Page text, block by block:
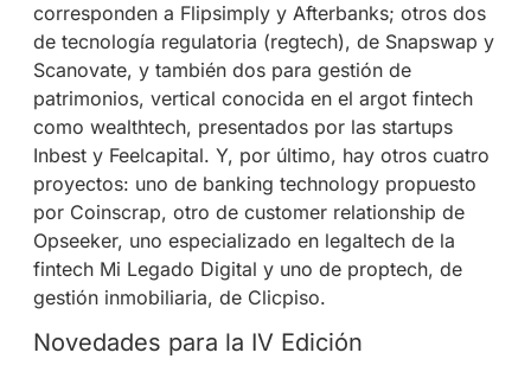
corresponden a Flipsimply y Afterbanks; otros dos
de tecnología regulatoria (regtech), de Snapswap y
Scanovate, y también dos para gestión de
patrimonios, vertical conocida en el argot fintech
como wealthtech, presentados por las startups
Inbest y Feelcapital. Y, por último, hay otros cuatro
proyectos: uno de banking technology propuesto
por Coinscrap, otro de customer relationship de
Opseeker, uno especializado en legaltech de la
fintech Mi Legado Digital y uno de proptech, de
gestión inmobiliaria, de Clicpiso.
Novedades para la IV Edición